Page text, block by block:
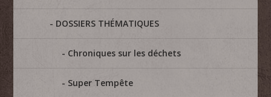
DOSSIERS THÉMATIQUES
Chroniques sur les déchets
Super Tempête